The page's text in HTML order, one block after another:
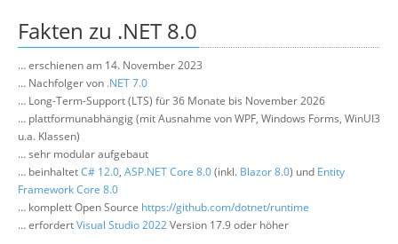
Über uns
Fakten zu .NET 8.0
… erschienen am 14. November 2023
… Nachfolger von .NET 7.0
… Long-Term-Support (LTS) für 36 Monate bis November 2026
… plattformunabhängig (mit Ausnahme von WPF, Windows Forms, WinUI3
u.a. Klassen)
… sehr modular aufgebaut
… beinhaltetC# 12.0, ASP.NET Core 8.0(inkl. Blazor 8.0) und Entity
Framework Core 8.0
… komplett Open Source https://github.com/dotnet/runtime
… erfordertVisual Studio 2022Version 17.9 oder höher